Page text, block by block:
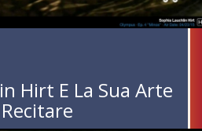
Hirt E La Sua Arte